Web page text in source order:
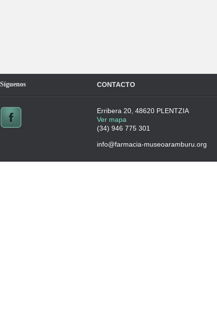
Síguenos CONTACTO
Erribera 20, 48620 PLENTZIA
Ver mapa
(34) 946 775 301
info@farmacia-museoaramburu.org